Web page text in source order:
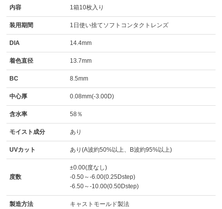
内容 1箱10枚入り
装用期間 1日使い捨てソフトコンタクトレンズ
DIA 14.4mm
着色直径 13.7mm
BC 8.5mm
中心厚 0.08mm(-3.00D)
含水率 58％
モイスト成分 あり
UVカット あり(A波約50%以上、B波約95%以上)
度数
±0.00(度なし)
-0.50～-6.00(0.25Dstep)
-6.50～-10.00(0.50Dstep)
製造方法 キャストモールド製法